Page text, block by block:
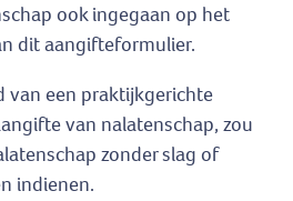
ook ingegaan op het
dit aangifteformulier.
van een praktijkgerichte
van nalatenschap, zou
zonder slag of
indienen.